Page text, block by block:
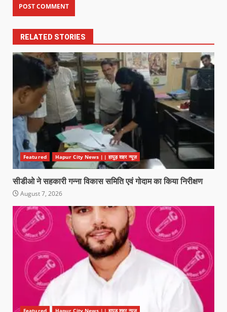
RELATED STORIES
Featured Hapur City News || हापुड़ शहर न्यूज़
सीडीओ ने सहकारी गन्ना विकास समिति एवं गोदाम का किया निरीक्षण
August 7, 2026
Featured Hapur City News || हापुड़ शहर न्यूज़